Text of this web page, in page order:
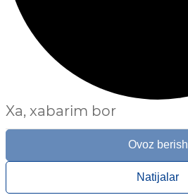
Xa, xabarim bor
Ovoz berish
Natijalar